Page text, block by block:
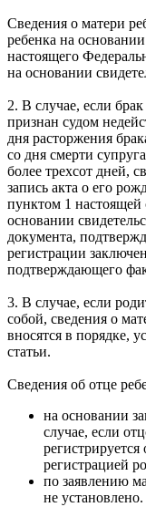
Сведения о матери
ребенка на
настоящего
на основании
2. В случае, если
признан судом
дня расторжения
со дня смерти
более трехсот дней,
запись акта о его
пунктом 1 настоящей
основании
документа,
регистрации
подтверждающего
3. В случае, если
собой, сведения о
вносятся в порядке,
статьи.
Сведения об отце
на основании
случае, если
регистрацией
по заявлению
не установлено.